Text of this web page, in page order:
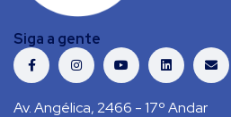
Siga a gente
Av. Angélica, 2466 - 17º Andar